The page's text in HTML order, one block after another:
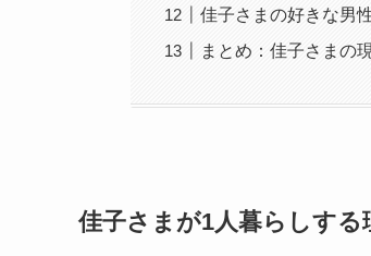
佳子さまの好きな男
まとめ：佳子さまの
佳子さまが1人暮らしする